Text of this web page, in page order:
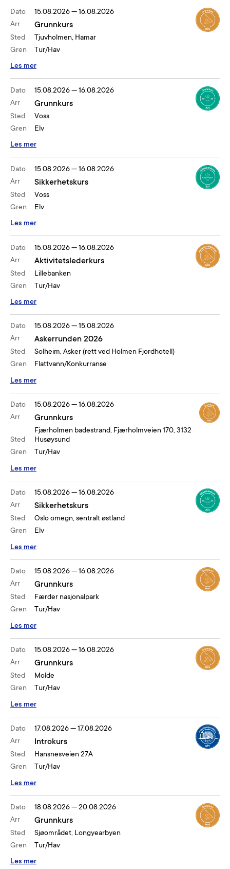
Dato
Arr
Sted
Gren
15.08.2026—16.08.2026
Grunnkurs
Tjuvholmen, Hamar
Tur/Hav
Les mer
Dato
Arr
Sted
Gren
15.08.2026—16.08.2026
Grunnkurs
Voss
Elv
Les mer
Dato
Arr
Sted
Gren
15.08.2026—16.08.2026
Sikkerhetskurs
Voss
Elv
Les mer
Dato
Arr
Sted
Gren
15.08.2026—16.08.2026
Aktivitetslederkurs
Lillebanken
Tur/Hav
Les mer
Dato
Arr
Sted
Gren
15.08.2026—15.08.2026
Askerrunden 2026
Solheim, Asker (rett ved Holmen Fjordhotell)
Flattvann/Konkurranse
Les mer
Dato
Arr
Sted
Gren
15.08.2026—16.08.2026
Grunnkurs
Fjærholmen badestrand, Fjærholmveien 170, 3132
Husøysund
Tur/Hav
Les mer
Dato
Arr
Sted
Gren
15.08.2026—16.08.2026
Sikkerhetskurs
Oslo omegn, sentralt østland
Elv
Les mer
Dato
Arr
Sted
Gren
15.08.2026—16.08.2026
Grunnkurs
Færder nasjonalpark
Tur/Hav
Les mer
Dato
Arr
Sted
Gren
15.08.2026—16.08.2026
Grunnkurs
Molde
Tur/Hav
Les mer
Dato
Arr
Sted
Gren
17.08.2026—17.08.2026
Introkurs
Hansnesveien 27A
Tur/Hav
Les mer
Dato
Arr
Sted
Gren
18.08.2026—20.08.2026
Grunnkurs
Sjøområdet, Longyearbyen
Tur/Hav
Les mer